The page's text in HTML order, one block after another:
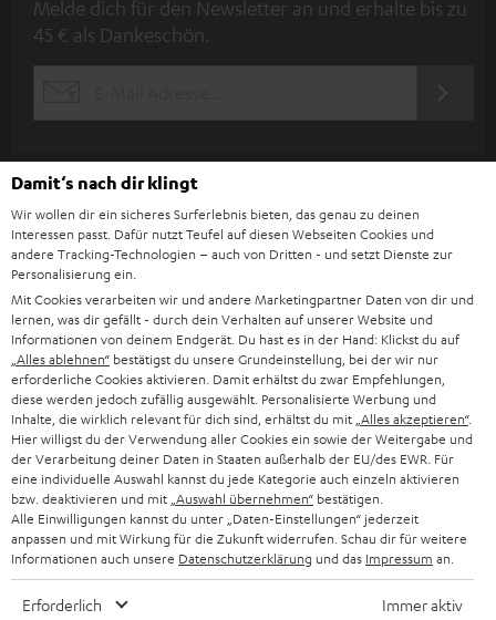
e
w
t
t
e
r
a
n
m
e
l
d
u
n
g
Melde dich für den Newsletter an und erhalte bis zu
45 € als Dankeschön.
Kategorien
HEIMKINO
HEIMKINO-KOMPLETTANLAGEN
SOUNDBAR
HIFI-LAUTSPRECHER
SMART HOME
Unternehmen
SUPPORT
KARRIERE
PRESSE & MARKETING
GESCHÄFTSKUNDEN
Teufel Onlineshops
DEUTSCHLAND
ÖSTERREICH
Damit‘s nach dir klingt
Wir wollen dir ein sicheres Surferlebnis bieten, das genau zu deinen
Interessen passt. Dafür nutzt Teufel auf diesen Webseiten Cookies und
andere Tracking-Technologien – auch von Dritten - und setzt Dienste zur
Personalisierung ein.
Mit Cookies verarbeiten wir und andere Marketingpartner Daten von dir und
lernen, was dir gefällt - durch dein Verhalten auf unserer Website und
Informationen von deinem Endgerät. Du hast es in der Hand: Klickst du auf
„Alles ablehnen“ bestätigst du unsere Grundeinstellung, bei der wir nur
erforderliche Cookies aktivieren. Damit erhältst du zwar Empfehlungen,
diese werden jedoch zufällig ausgewählt. Personalisierte Werbung und
Inhalte, die wirklich relevant für dich sind, erhältst du mit „Alles akzeptieren“.
Hier willigst du der Verwendung aller Cookies ein sowie der Weitergabe und
der Verarbeitung deiner Daten in Staaten außerhalb der EU/des EWR. Für
eine individuelle Auswahl kannst du jede Kategorie auch einzeln aktivieren
bzw. deaktivieren und mit „Auswahl übernehmen“ bestätigen.
Alle Einwilligungen kannst du unter „Daten-Einstellungen“ jederzeit
anpassen und mit Wirkung für die Zukunft widerrufen. Schau dir für weitere
Informationen auch unsere Datenschutzerklärung und das Impressum an.
Erforderlich Immer aktiv